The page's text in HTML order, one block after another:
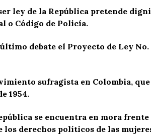
ley de la República pretende
o Código de Policía.
debate el Proyecto de Ley
sufragista en Colombia,
1954.
se encuentra en mora
derechos políticos de las